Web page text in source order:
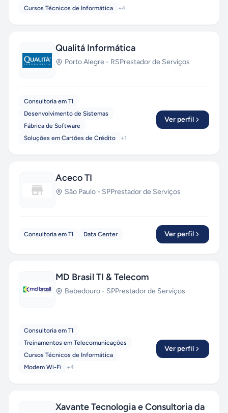
Cursos Técnicos de Informática
+4
Qualitá Informática
Porto Alegre - RSPrestador de Serviços
Consultoria em TI
Desenvolvimento de Sistemas
Fábrica de Software
Soluções em Cartões de Crédito
+1
Ver perfil
Aceco TI
São Paulo - SPPrestador de Serviços
Consultoria em TI Data Center Ver perfil
MD Brasil TI & Telecom
Bebedouro - SPPrestador de Serviços
Consultoria em TI
Treinamentos em Telecomunicações
Cursos Técnicos de Informática
Modem Wi-Fi
+4
Ver perfil
Xavante Tecnologia e Consultoria da